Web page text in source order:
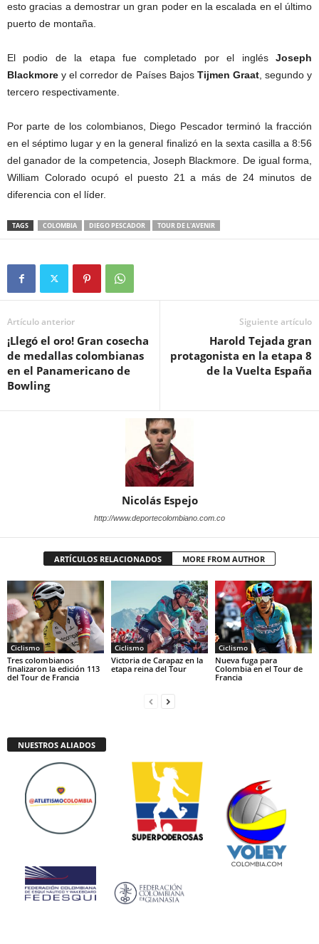
esto gracias a demostrar un gran poder en la escalada en el último
puerto de montaña.
El podio de la etapa fue completado por el inglés Joseph
Blackmore y el corredor de Países Bajos Tijmen Graat, segundo y
tercero respectivamente.
Por parte de los colombianos, Diego Pescador terminó la fracción
en el séptimo lugar y en la general finalizó en la sexta casilla a 8:56
del ganador de la competencia, Joseph Blackmore. De igual forma,
William Colorado ocupó el puesto 21 a más de 24 minutos de
diferencia con el líder.
TAGS COLOMBIA DIEGO PESCADOR TOUR DE L'AVENIR
Artículo anterior
¡Llegó el oro! Gran cosecha
de medallas colombianas
en el Panamericano de
Bowling
Siguiente artículo
Harold Tejada gran
protagonista en la etapa 8
de la Vuelta España
Nicolás Espejo
http://www.deportecolombiano.com.co
ARTÍCULOS RELACIONADOS MORE FROM AUTHOR
Ciclismo
Tres colombianos
finalizaron la edición 113
del Tour de Francia
Ciclismo
Victoria de Carapaz en la
etapa reina del Tour
Ciclismo
Nueva fuga para
Colombia en el Tour de
Francia
NUESTROS ALIADOS